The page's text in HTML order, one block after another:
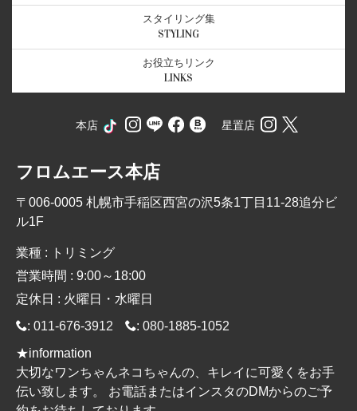
STYLING
スタイリング集
LINKS
お役立ちリンク
本店 星置店
フロムエース本店
〒006-0005 札幌市手稲区西宮の沢5条1丁目11-28追分ビ
ル1F
業種 : トリミング
営業時間 : 9:00～18:00
定休日 : 火曜日・水曜日
: 011-676-3912 : 080-1885-1052
★information
大切なワンちゃんネコちゃんの、キレイに可愛くをお手
伝い致します。 お電話またはインスタのDMからのご予